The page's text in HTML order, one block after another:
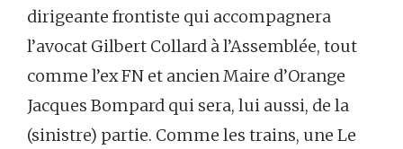
dirigeante frontiste qui accompagnera
l’avocat Gilbert Collard à l’Assemblée, tout
comme l’ex FN et ancien Maire d’Orange
Jacques Bompard qui sera, lui aussi, de la
(sinistre) partie. Comme les trains, une Le